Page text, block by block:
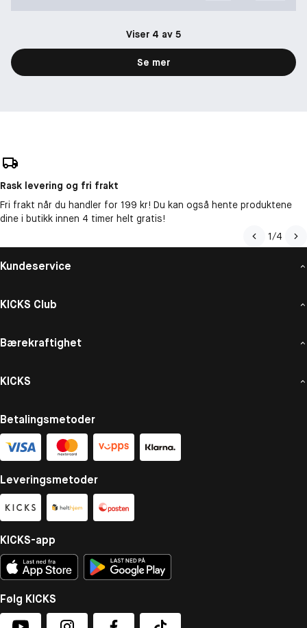
Viser 4 av 5
Se mer
Rask levering og fri frakt
Fri frakt når du handler for 199 kr! Du kan også hente produktene
dine i butikk innen 4 timer helt gratis!
1/4
Kundeservice
KICKS Club
Bærekraftighet
KICKS
Betalingsmetoder
Leveringsmetoder
KICKS-app
Følg KICKS